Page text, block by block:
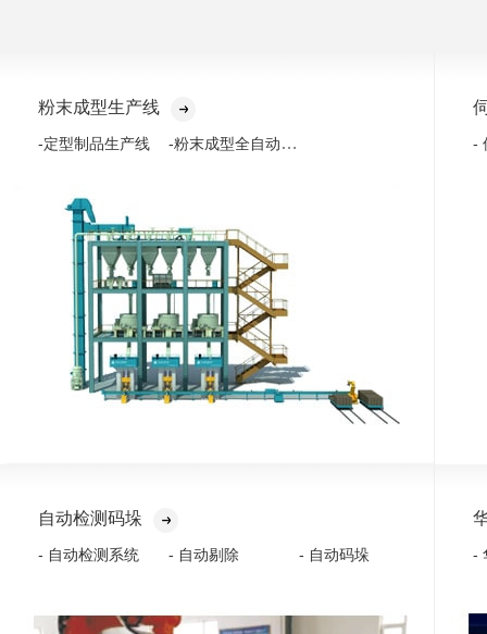
粉末成型生产线
-定型制品生产线 -粉末成型全自动化生产线 -
自动检测码垛
- 自动检测系统 - 自动剔除 - 自动码垛 -